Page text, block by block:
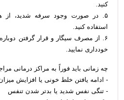
کنید.
۵. در صورت وجود سرفه شدید، از
استفاده کنید.
۶. از مصرف سیگار و قرار گرفتن
خودداری نمایید.
چه زمانی باید فوراً به مراکز درمانی
- ادامه یافتن خلط خونی یا افزایش
- تنگی نفس شدید یا بدتر شدن تنفس